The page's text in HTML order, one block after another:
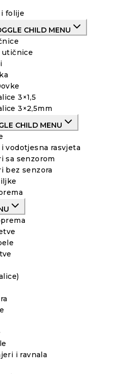
folije
CHILD MENU
utičnice
3×1,5
3×2,5mm
CHILD MENU
vodotjesna rasvjeta
sa senzorom
bez senzora
i ravnala